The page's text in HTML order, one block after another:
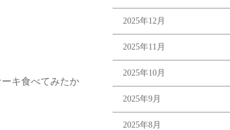
キ食べてみたか
2025年12月
2025年11月
2025年10月
2025年9月
2025年8月